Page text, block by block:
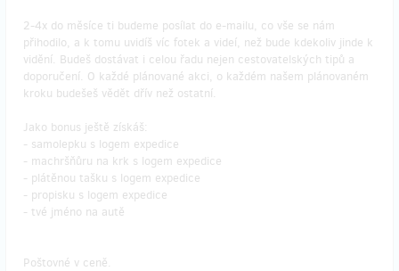
2-4x do měsíce ti budeme posílat do e-mailu, co vše se nám
přihodilo, a k tomu uvidíš víc fotek a videí, než bude kdekoliv jinde k
vidění. Budeš dostávat i celou řadu nejen cestovatelských tipů a
doporučení. O každé plánované akci, o každém našem plánovaném
kroku budešeš vědět dřív než ostatní.
Jako bonus ještě získáš:
- samolepku s logem expedice
- machršňůru na krk s logem expedice
- plátěnou tašku s logem expedice
- propisku s logem expedice
- tvé jméno na autě
Poštovné v ceně.